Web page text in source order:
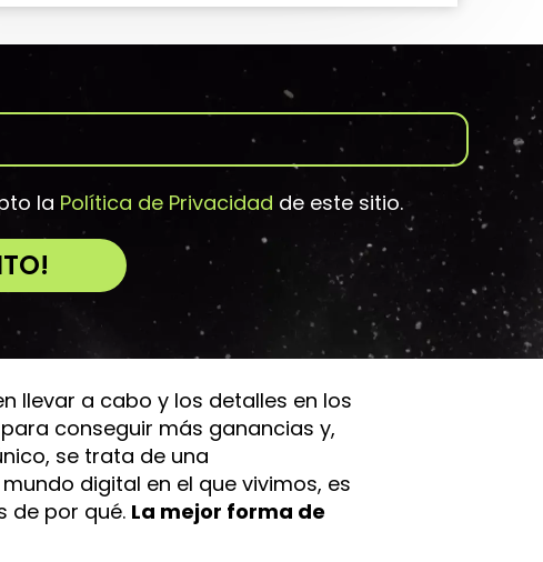
la Política de Privacidad de este sitio.
llevar a cabo y los detalles en los
conseguir más ganancias y,
se trata de una
digital en el que vivimos, es
de por qué. La mejor forma de